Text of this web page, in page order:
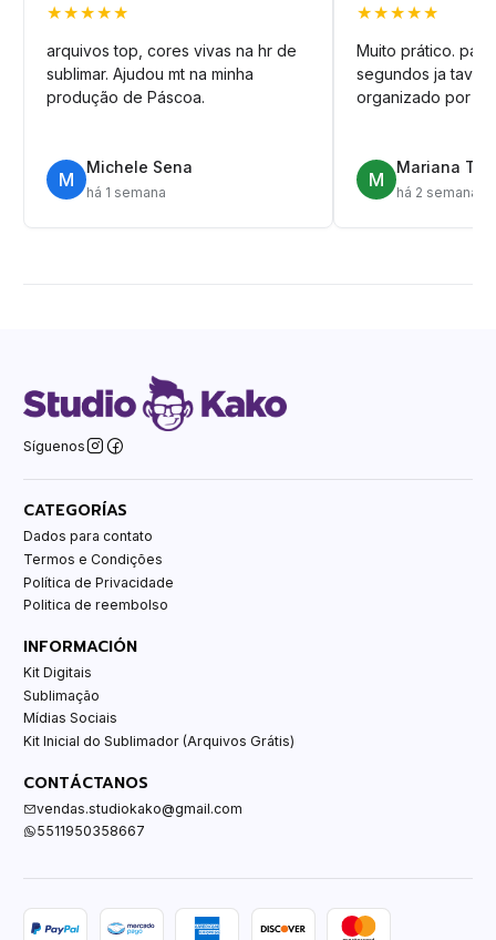
★★★★★
arquivos top, cores vivas na hr de
sublimar. Ajudou mt na minha
produção de Páscoa.
M
Michele Sena
há 1 semana
★★★★★
Muito prático.
segundos ja tava
organizado por
M
Mariana T.
há 2 semanas
Síguenos
CATEGORÍAS
Dados para contato
Termos e Condições
Política de Privacidade
Politica de reembolso
INFORMACIÓN
Kit Digitais
Sublimação
Mídias Sociais
Kit Inicial do Sublimador (Arquivos Grátis)
CONTÁCTANOS
vendas.studiokako@gmail.com
5511950358667